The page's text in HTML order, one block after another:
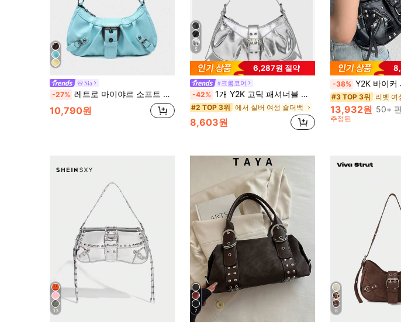
Sia
-27% 레트로 마이야르 소프트 에이징 브러시드 인조가죽 모터사이클 패키징 장식 숄더 언더암백 프렌치 스틱백 스퀘어백
10,790원
5
6,287원 절약
#크롬코어
-42% 1개 Y2K 고딕 패셔너블 타입 리벳 장식 빈티지 블록 장식 여성용 데일리 여행 숄더백, 여성용 록 스타일 가방, 여성용 초승달 가방, 여성용 2000년대 패션 스타일 가방
#2 TOP 3위 에서 실버 여성 숄더백
8,603원
-38% Y2K 바이커 시크 유럽 & 미국 레트로 오토바이 스타일 핸드백,
#3 TOP 3위 리벳 여
13,932원 50+
추정된
13 7 8